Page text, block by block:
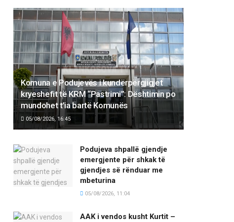
Komuna e Podujevës i kundërpërgjigjet
kryeshefit të KRM “Pastrimi”: Dështimin po
mundohet t’ia bartë Komunës
05/08/2026, 16:45
Podujeva shpallë gjendje
emergjente për shkak të
gjendjes së rënduar me
mbeturina
05/08/2026, 11:04
AAK i vendos kusht Kurtit –